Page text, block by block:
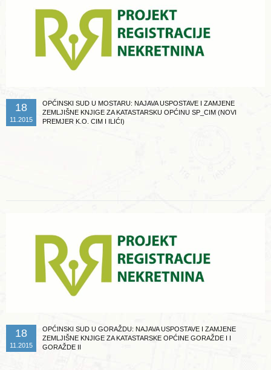
18
11.2015
OPĆINSKI SUD U MOSTARU: NAJAVA USPOSTAVE I ZAMJENE
ZEMLJIŠNE KNJIGE ZA KATASTARSKU OPĆINU SP_CIM (NOVI
PREMJER K.O. CIM I ILIĆI)
18
11.2015
OPĆINSKI SUD U GORAŽDU: NAJAVA USPOSTAVE I ZAMJENE
ZEMLJIŠNE KNJIGE ZA KATASTARSKE OPĆINE GORAŽDE I I
GORAŽDE II